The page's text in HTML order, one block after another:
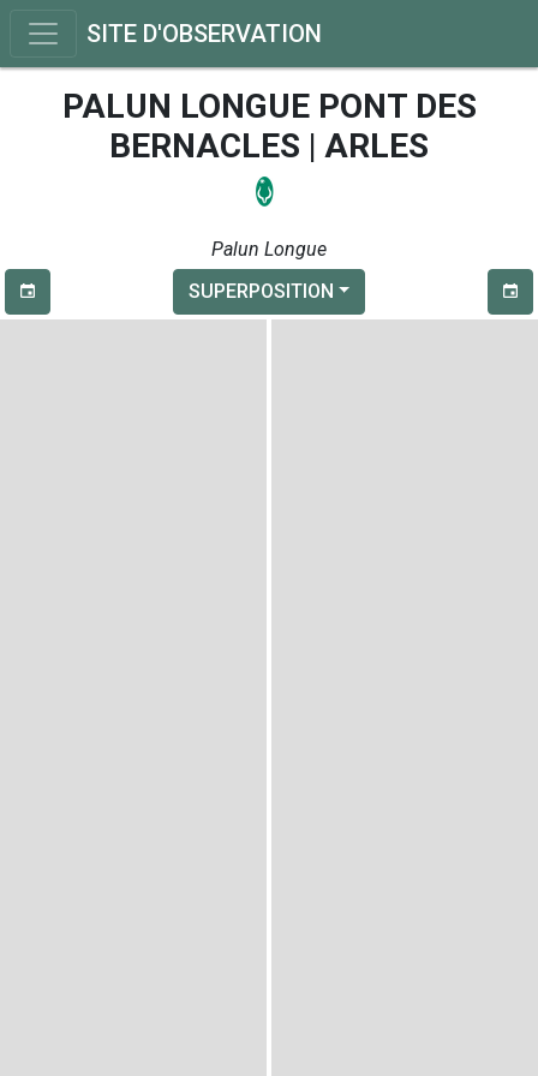
SITE D'OBSERVATION
PALUN LONGUE PONT DES
BERNACLES | ARLES
Palun Longue
SUPERPOSITION